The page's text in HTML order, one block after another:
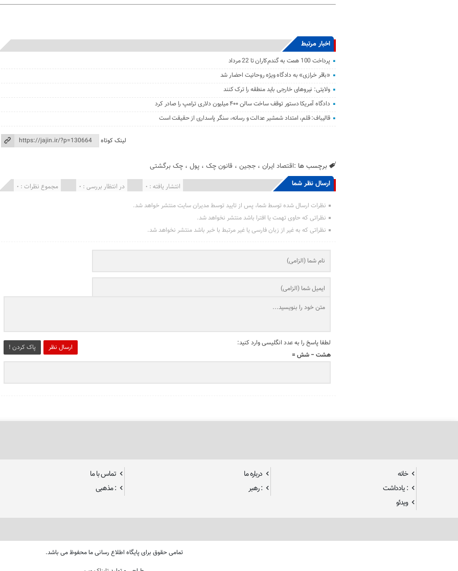
اخبار مرتبط
پرداخت 100 همت به گندم‌کاران تا 22 مرداد
«باقر خرازی» به دادگاه ویژه روحانیت احضار شد
ولایتی: نیرو‌های خارجی باید منطقه را ترک کنند
دادگاه آمریکا دستور توقف ساخت سالن ۴۰۰ میلیون دلاری ترامپ را صادر کرد
قالیباف: قلم، امتداد شمشیر عدالت و رسانه، سنگر پاسداری از حقیقت است
لینک کوتاه
برچسب ها :اقتصاد ایران ،ججین ، قانون چک ،پول ،چک برگشتی
ارسال نظر شما مجموع نظرات : 0 در انتظار بررسی : 0 انتشار یافته : 0
نظرات ارسال شده توسط شما، پس از تایید توسط مدیران سایت منتشر خواهد شد.
نظراتی که حاوی تهمت یا افترا باشد منتشر نخواهد شد.
نظراتی که به غیر از زبان فارسی یا غیر مرتبط با خبر باشد منتشر نخواهد شد.
ارسال نظر پاک کردن !
لطفا پاسخ را به عدد انگلیسی وارد کنید:
هشت − شش =
خانه درباره ما
تماس با ما
: یادداشت
: رهبر
: مذهبی
ویدئو
تمامی حقوق برای پایگاه اطلاع رسانی ما محفوظ می باشد.